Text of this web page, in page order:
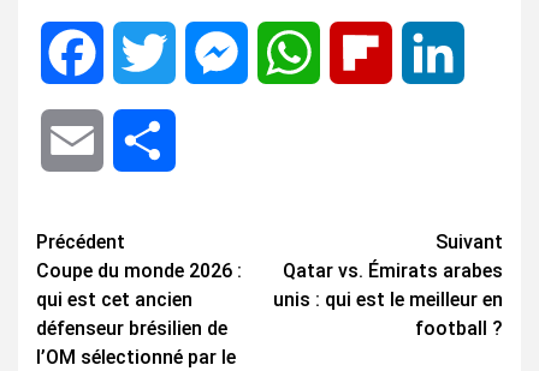
Facebook Twitter MessengerWhatsApp Flipboard
Email
Navigation
d’article
Précédent
Coupe du monde 2026 :
qui est cet ancien
défenseur brésilien de
l’OM sélectionné par le
Suivant
Qatar vs. Émirats arabes
unis : qui est le meilleur en
football ?